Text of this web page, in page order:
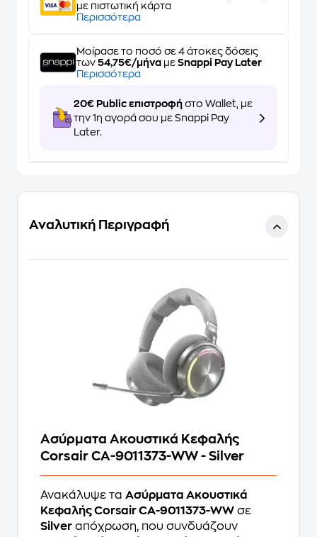
με πιστωτική κάρτα
Περισσότερα
Μοίρασε το ποσό σε 4 άτοκες δόσεις
των 54,75€/μήνα με Snappi Pay Later
Περισσότερα
20€ Public επιστροφή στο Wallet, με
την 1η αγορά σου με Snappi Pay
Later.
Αναλυτική Περιγραφή
Ασύρματα Ακουστικά Κεφαλής
Corsair CA-9011373-WW - Silver
Ανακάλυψε τα Ασύρματα Ακουστικά
Κεφαλής Corsair CA-9011373-WW σε
Silver απόχρωση, που συνδυάζουν